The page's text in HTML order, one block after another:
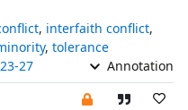
, interfaith conflict,
, tolerance
27 Annotation